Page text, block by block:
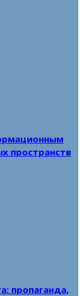
пространств
пропаганда,